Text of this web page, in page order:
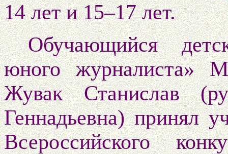
14 лет и 15–17 лет.
Обучающийся
юного журналиста»
Жувак Станислав
Геннадьевна) принял
Всероссийского